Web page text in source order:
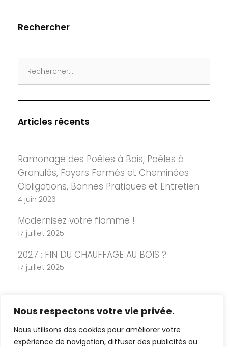
Nous respectons votre vie privée.
Nous utilisons des cookies pour améliorer votre
expérience de navigation, diffuser des publicités ou
Rechercher
for:
Articles récents
Ramonage des Poêles à Bois, Poêles à
Granulés, Foyers Fermés et Cheminées
Obligations, Bonnes Pratiques et Entretien
4 juin 2026
Modernisez votre flamme !
17 juillet 2025
2027 : FIN DU CHAUFFAGE AU BOIS ?
17 juillet 2025